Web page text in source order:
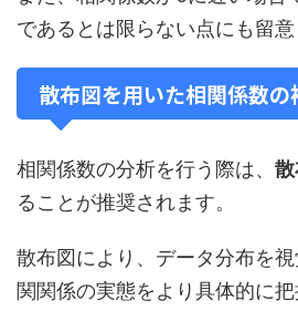
であるとは限らない点にも留意
散布図を用いた相関係数の
相関係数の分析を行う際は、 散
ることが推奨されます。
散布図により、データ分布を
関関係の実態をより具体的に